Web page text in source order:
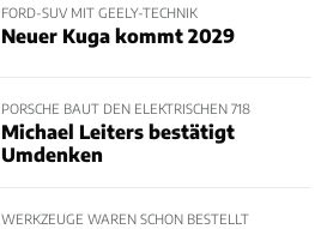
FORD-SUV MIT GEELY-TECHNIK
Neuer Kuga kommt 2029
PORSCHE BAUT DEN ELEKTRISCHEN 718
Michael Leiters bestätigt
Umdenken
WERKZEUGE WAREN SCHON BESTELLT